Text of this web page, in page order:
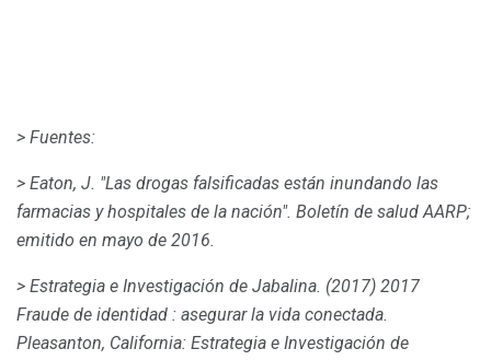
> Fuentes:
> Eaton, J. "Las drogas falsificadas están inundando las
farmacias y hospitales de la nación". Boletín de salud AARP;
emitido en mayo de 2016.
> Estrategia e Investigación de Jabalina. (2017) 2017
Fraude de identidad : asegurar la vida conectada.
Pleasanton, California: Estrategia e Investigación de